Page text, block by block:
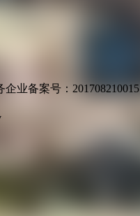
业备案号：201708210015